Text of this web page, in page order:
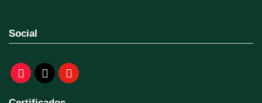
Social